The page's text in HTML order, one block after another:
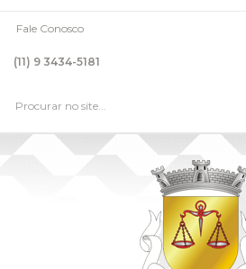
Fale Conosco
(11) 9 3434-5181